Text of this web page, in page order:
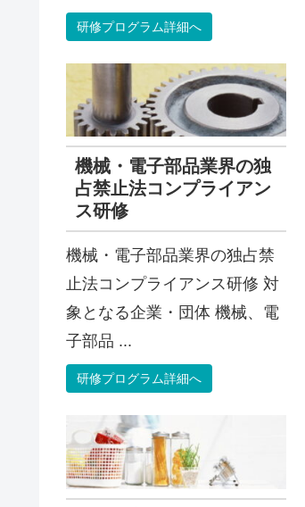
研修プログラム詳細へ
機械・電子部品業界の独
占禁止法コンプライアン
ス研修
機械・電子部品業界の独占禁
止法コンプライアンス研修 対
象となる企業・団体 機械、電
子部品 ...
研修プログラム詳細へ